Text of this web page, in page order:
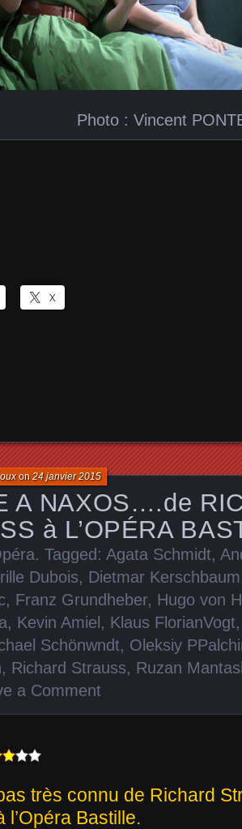
Photo : Vincent
X
A NAXOS….de
à L’OPÉRA
on24 janvier 2015
. Tagged: Agata Schmidt,
Dubois, Dietmar Kerschbaum
, Franz Grundheber, Hugo von
, Kevin Amiel , Klaus FlorianVogt
Schönwndt, Oleksiy
, Richard Strauss, Ruzan
a Comment
très connu de Richard
l’Opéra Bastille.